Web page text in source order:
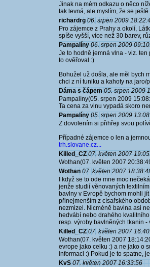
Jinak na mém odkazu o něco
tak levná, ale myslím, že se
richardrg 06. srpen 2009
Pro zájemce z Prahy a okolí,
spíše vyšší, více než 30 barev,
Pampalíny 06. srpen 2009
Je to hodně jemná vlna - viz.
to ověřoval :)
Bohužel už došla, ale měl bych
chci z ní tuniku a kahoty na jaro/
Dáma s čápem 05. srpen 2009
Pampalíny(05. srpen 2009
Ta cena za vlnu vypadá skoro
Pampalíny 05. srpen 2009
Z dovolením si přihřeji svou
Případné zájemce o len a
trh.slovane.cz...
Killed_CZ 07. květen 2007
Wothan(07. květen 2007
Wothan 07. květen 2007
I když se to ode mne moc
jenže studií věnovaných
bavlny v Evropě bychom mohli
přinejmenším z císařského
nezmizel. Nicméně bavlna asi
hedvábí nebo drahého
resp. výroby bavlněných tkanin
Killed_CZ 07. květen 2007
Wothan(07. květen 2007
evrope jako celku :) a ne jako o
informaci :) Pokud je to spatne,
KvS 07. květen 2007 16:33:56